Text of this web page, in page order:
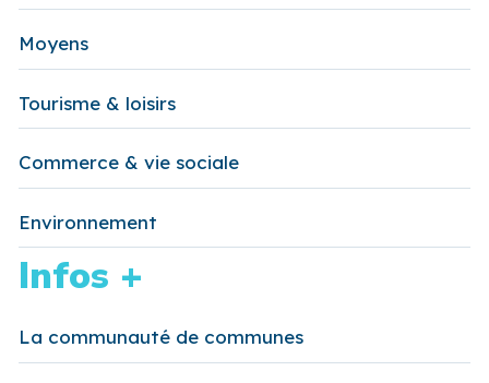
Moyens
Tourisme & loisirs
Commerce & vie sociale
Environnement
Infos +
La communauté de communes